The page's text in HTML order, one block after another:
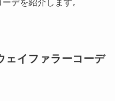
デを紹介します。
ェイファラーコーデ